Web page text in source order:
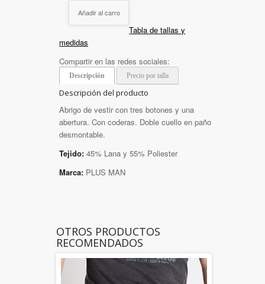
Añadir al carro
Tabla de tallas y
medidas
Compartir en las redes sociales:
Descripción Precio por talla
Descripción del producto
Abrigo de vestir con tres botones y una
abertura. Con coderas. Doble cuello en paño
desmontable.
Tejido: 45% Lana y 55% Poliester
Marca: PLUS MAN
OTROS PRODUCTOS
RECOMENDADOS